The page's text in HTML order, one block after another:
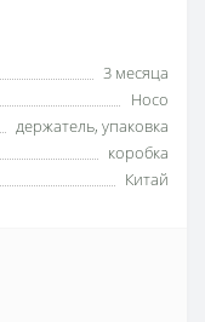
3 месяца
Hoco
держатель, упаковка
коробка
Китай